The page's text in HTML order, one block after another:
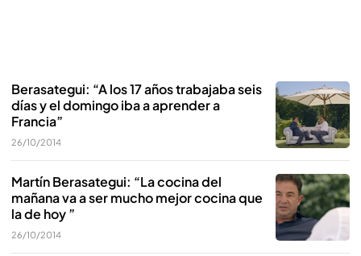
Berasategui: “A los 17 años trabajaba seis
días y el domingo iba a aprender a
Francia”
26/10/2014
Martín Berasategui: “La cocina del
mañana va a ser mucho mejor cocina que
la de hoy ”
26/10/2014